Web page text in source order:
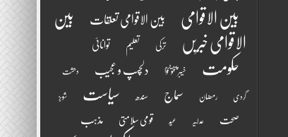
بین الاقوامی بین الاقوامی تعلقات
بین
الاقوامی خبریں
ترکی تعلیم توانائی
حکومت خیبر پختونخوا دلچسپ و عجیب دھشت
گردی رمضان سماج سندھ سیاست شوبز
صحت عدلیہ عید قومی سلامتی مذہب